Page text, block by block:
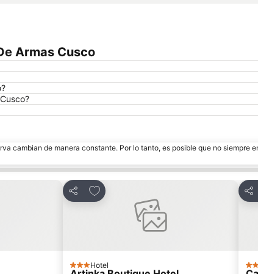
Armas Cusco
cambian de manera constante. Por lo tanto, es posible que no siempre
Compartir
Agregar a favoritos
3 Estrellas
Hotel 3